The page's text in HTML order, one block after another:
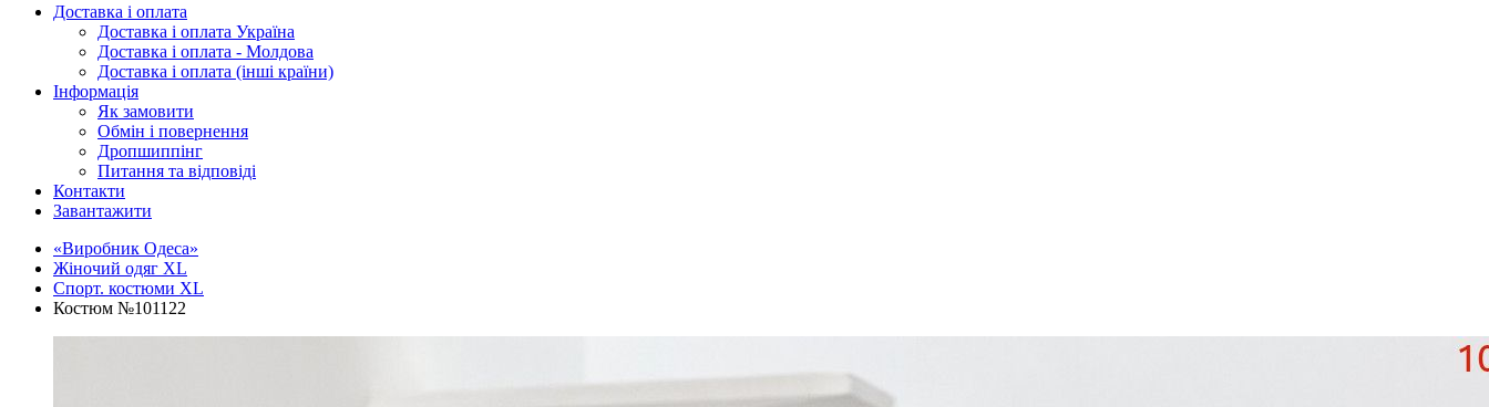
Доставка і оплата
Доставка і оплата Україна
Доставка і оплата - Молдова
Доставка і оплата (інші країни)
Інформація
Як замовити
Обмін і повернення
Дропшиппінг
Питання та відповіді
Контакти
Завантажити
«Виробник Одеса»
Жіночий одяг XL
Спорт. костюми XL
Костюм №101122